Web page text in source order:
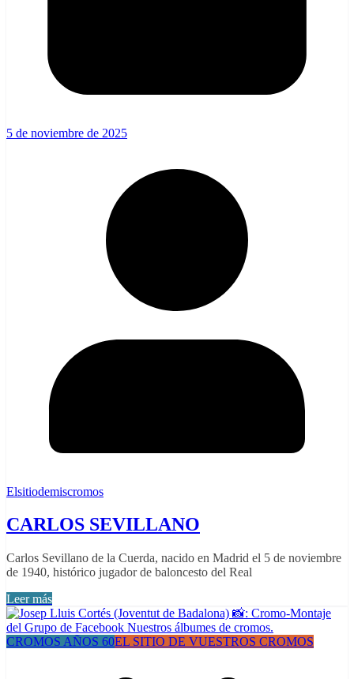
5 de noviembre de 2025
Elsitiodemiscromos
CARLOS SEVILLANO
Carlos Sevillano de la Cuerda, nacido en Madrid el 5 de noviembre
de 1940, histórico jugador de baloncesto del Real
Leer más
CROMOS AÑOS 60EL SITIO DE VUESTROS CROMOS